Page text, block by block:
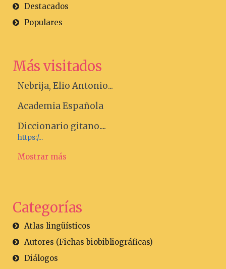
Destacados
Populares
Más visitados
Nebrija, Elio Antonio...
Academia Española
Diccionario gitano....
https:/...
Mostrar más
Categorías
Atlas lingüísticos
Autores (Fichas biobibliográficas)
Diálogos